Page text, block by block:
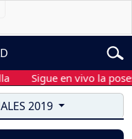
Sigue en vivo la
2019